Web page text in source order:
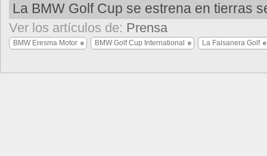
La BMW Golf Cup se estrena en tierras
Ver los artículos de: Prensa
BMW Eresma Motor BMW Golf Cup International La Faisanera Golf